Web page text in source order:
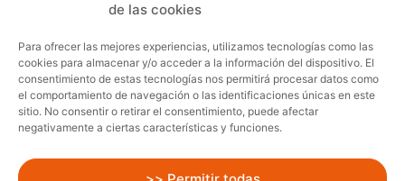
de las cookies
Para ofrecer las mejores experiencias, utilizamos tecnologías como las
cookies para almacenar y/o acceder a la información del dispositivo. El
consentimiento de estas tecnologías nos permitirá procesar datos como
el comportamiento de navegación o las identificaciones únicas en este
sitio. No consentir o retirar el consentimiento, puede afectar
negativamente a ciertas características y funciones.
Proyecto acogido al programa de
incentivos ligados al autoconsumo y
almacenamiento, con fuentes de energía
renovables, así como a la implantación
sector residencial en el marco del Plan